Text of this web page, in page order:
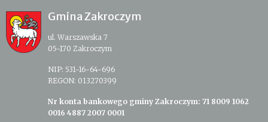
Gmina Zakroczym
ul. Warszawska 7
05-170 Zakroczym
NIP: 531-16-64-696
REGON: 013270399
Nr konta bankowego gminy Zakroczym: 71 8009 1062
0016 4887 2007 0001